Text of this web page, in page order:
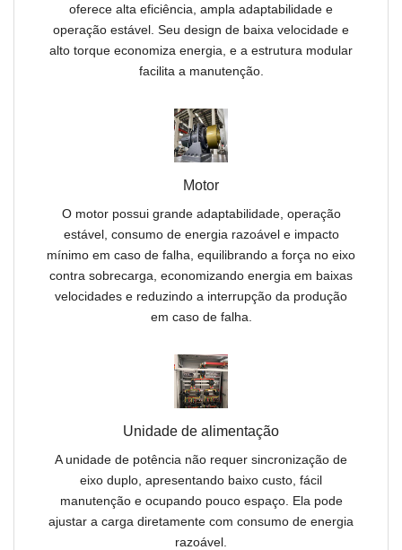
oferece alta eficiência, ampla adaptabilidade e
operação estável. Seu design de baixa velocidade e
alto torque economiza energia, e a estrutura modular
facilita a manutenção.
Motor
O motor possui grande adaptabilidade, operação
estável, consumo de energia razoável e impacto
mínimo em caso de falha, equilibrando a força no eixo
contra sobrecarga, economizando energia em baixas
velocidades e reduzindo a interrupção da produção
em caso de falha.
Unidade de alimentação
A unidade de potência não requer sincronização de
eixo duplo, apresentando baixo custo, fácil
manutenção e ocupando pouco espaço. Ela pode
ajustar a carga diretamente com consumo de energia
razoável.